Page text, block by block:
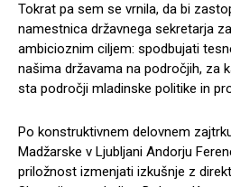
Tokrat pa sem se vrnila, da bi
namestnica državnega sekretarja
ambicioznim ciljem: spodbujati
našima državama na področjih, za
sta področji mladinske politike in
Po konstruktivnem delovnem
Madžarske v Ljubljani Andorju
priložnost izmenjati izkušnje z